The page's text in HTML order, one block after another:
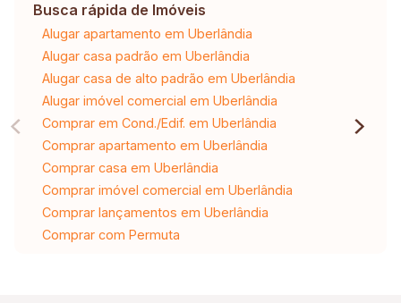
Busca rápida de Imóveis
Alugar apartamento em Uberlândia
Alugar casa padrão em Uberlândia
Alugar casa de alto padrão em Uberlândia
Alugar imóvel comercial em Uberlândia
Comprar em Cond./Edif. em Uberlândia
Comprar apartamento em Uberlândia
Comprar casa em Uberlândia
Comprar imóvel comercial em Uberlândia
Comprar lançamentos em Uberlândia
Comprar com Permuta